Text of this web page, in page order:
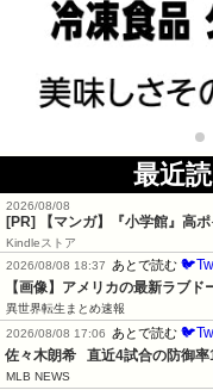
最近
2026/08/08
[PR] 【マンガ】『小学館』高
Kindleストア
2026/08/08 18:37
あとで読む
【画像】アメリカの最新ラブ
異世界転生まとめ速報
2026/08/08 17:06
あとで読む
佐々木朗希   直近4試合の防御
MLB NEWS